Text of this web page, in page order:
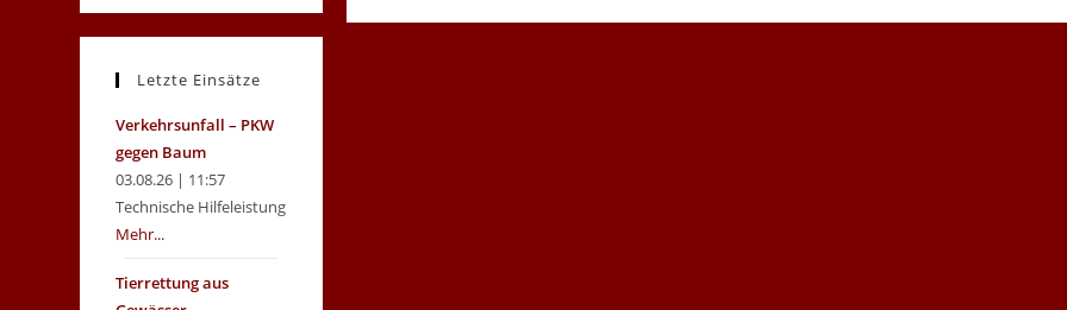
Letzte Einsätze
Verkehrsunfall – PKW
gegen Baum
03.08.26 | 11:57
Technische Hilfeleistung
Mehr...
Tierrettung aus